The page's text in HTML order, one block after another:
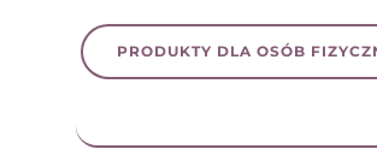
PRODUKTY DLA OSÓB